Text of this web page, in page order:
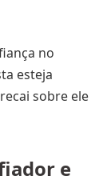
no
esteja
sobre ele
e